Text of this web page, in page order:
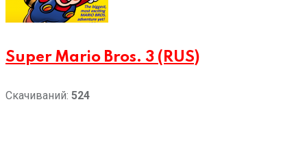
Super Mario Bros. 3 (RUS)
Скачиваний: 524